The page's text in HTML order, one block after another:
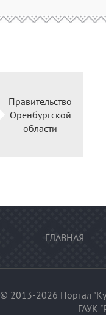
Правительство
Оренбургской
области
ГЛАВНАЯ
© 2013-2026 Портал
ГАУК